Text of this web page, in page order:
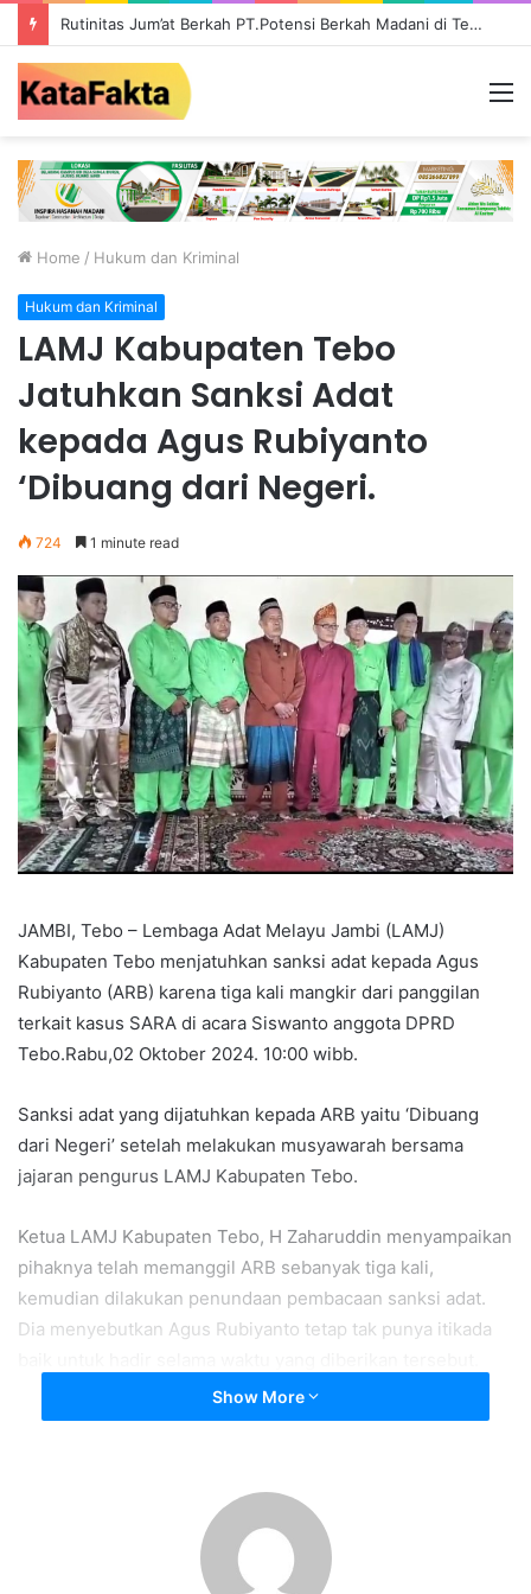
Rutinitas Jum’at Berkah PT.Potensi Berkah Madani di Tebo, Salurkan Bantuan ke Masyarakat
Home / Hukum dan Kriminal
Hukum dan Kriminal
LAMJ Kabupaten Tebo
Jatuhkan Sanksi Adat
kepada Agus Rubiyanto
‘Dibuang dari Negeri.
724 1 minute read
JAMBI, Tebo – Lembaga Adat Melayu Jambi (LAMJ)
Kabupaten Tebo menjatuhkan sanksi adat kepada Agus
Rubiyanto (ARB) karena tiga kali mangkir dari panggilan
terkait kasus SARA di acara Siswanto anggota DPRD
Tebo.Rabu,02 Oktober 2024. 10:00 wibb.
Sanksi adat yang dijatuhkan kepada ARB yaitu ‘Dibuang
dari Negeri’ setelah melakukan musyawarah bersama
jajaran pengurus LAMJ Kabupaten Tebo.
Ketua LAMJ Kabupaten Tebo, H Zaharuddin menyampaikan
pihaknya telah memanggil ARB sebanyak tiga kali,
kemudian dilakukan penundaan pembacaan sanksi adat.
Dia menyebutkan Agus Rubiyanto tetap tak punya itikada
Sikap Agus Rubiyanto selaku anak negeri itu disebut tak
“Maka Lembaga Adat Melayu Jambi Kabupaten Tebo
sepakat untuk mengambil keputusan: Anak Negeri yang
Tidak Patuh maka “Buanglah Jauh- jauh, Gantunglah
Show More